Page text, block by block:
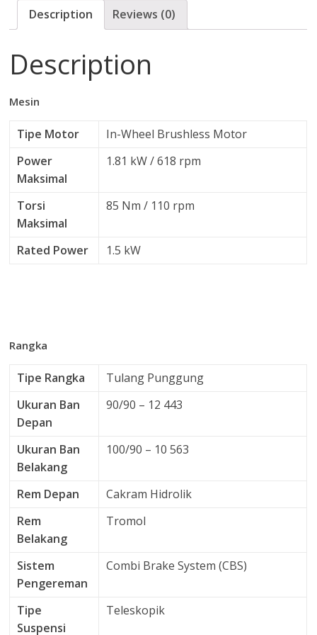
e
o
o
k
ss
e
n
g
at
A
p
e p
y
Li
n
Description Reviews (0)
Description
Mesin
Tipe Motor
In-Wheel Brushless Motor
Power
Maksimal
1.81 kW / 618 rpm
Torsi
Maksimal
85 Nm / 110 rpm
Rated Power 1.5 kW
Rangka
Tipe Rangka
Tulang Punggung
Ukuran Ban
Depan
90/90 – 12 443
Ukuran Ban
Belakang
100/90 – 10 563
Rem Depan
Cakram Hidrolik
Rem
Belakang
Tromol
Sistem
Pengereman
Combi Brake System (CBS)
Tipe
Suspensi
Teleskopik